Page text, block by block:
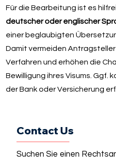
Contact Us
Suchen Sie einen
Für die Bearbeitung ist es
deutscher oder englischer
einer beglaubigten
Damit vermeiden
Verfahren und erhöhen die
Bewilligung ihres Visums. Ggf.
der Bank oder Versicherung